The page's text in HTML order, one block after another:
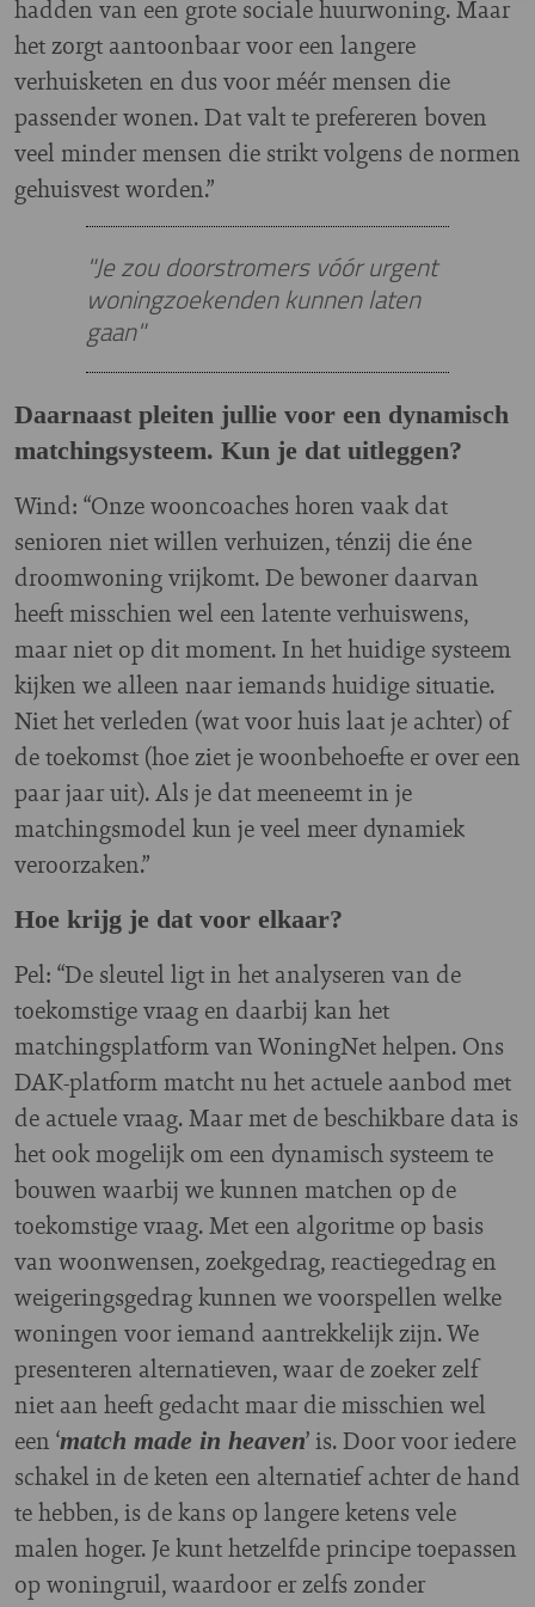
hadden van een grote sociale huurwoning. Maar
het zorgt aantoonbaar voor een langere
verhuisketen en dus voor méér mensen die
passender wonen. Dat valt te prefereren boven
veel minder mensen die strikt volgens de normen
gehuisvest worden.”
"Je zou doorstromers vóór urgent
woningzoekenden kunnen laten
gaan"
Daarnaast pleiten jullie voor een dynamisch
matchingsysteem. Kun je dat uitleggen?
Wind: “Onze wooncoaches horen vaak dat
senioren niet willen verhuizen, ténzij die éne
droomwoning vrijkomt. De bewoner daarvan
heeft misschien wel een latente verhuiswens,
maar niet op dit moment. In het huidige systeem
kijken we alleen naar iemands huidige situatie.
Niet het verleden (wat voor huis laat je achter) of
de toekomst (hoe ziet je woonbehoefte er over een
paar jaar uit). Als je dat meeneemt in je
matchingsmodel kun je veel meer dynamiek
veroorzaken.”
Hoe krijg je dat voor elkaar?
Pel: “De sleutel ligt in het analyseren van de
toekomstige vraag en daarbij kan het
matchingsplatform van WoningNet helpen. Ons
DAK-platform matcht nu het actuele aanbod met
de actuele vraag. Maar met de beschikbare data is
het ook mogelijk om een dynamisch systeem te
bouwen waarbij we kunnen matchen op de
toekomstige vraag. Met een algoritme op basis
van woonwensen, zoekgedrag, reactiegedrag en
weigeringsgedrag kunnen we voorspellen welke
woningen voor iemand aantrekkelijk zijn. We
presenteren alternatieven, waar de zoeker zelf
niet aan heeft gedacht maar die misschien wel
een ‘match made in heaven’ is. Door voor iedere
schakel in de keten een alternatief achter de hand
te hebben, is de kans op langere ketens vele
malen hoger. Je kunt hetzelfde principe toepassen
op woningruil, waardoor er zelfs zonder